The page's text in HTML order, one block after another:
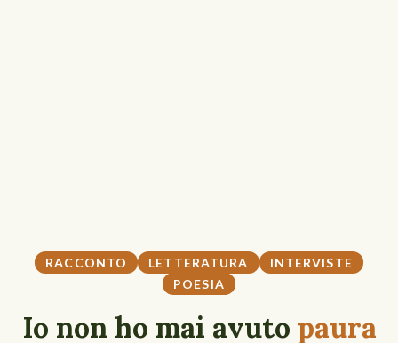
RACCONTO LETTERATURA
INTERVISTE
POESIA
Io non ho mai avuto paura